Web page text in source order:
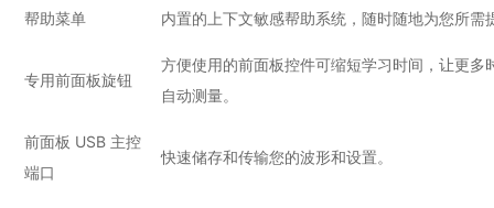
帮助菜单 内置的上下文敏感帮助系统，随时随地为您所需
专用前面板旋钮
方便使用的前面板控件可缩短学习时间，让更
自动测量。
前面板 USB 主控
端口
快速储存和传输您的波形和设置。